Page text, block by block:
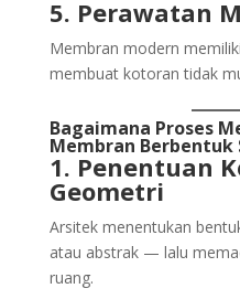
5. Perawatan
Membran modern
membuat kotoran tidak
Bagaimana Proses
Membran Berbentuk
1. Penentuan
Geometri
Arsitek menentukan
atau abstrak — lalu
ruang.